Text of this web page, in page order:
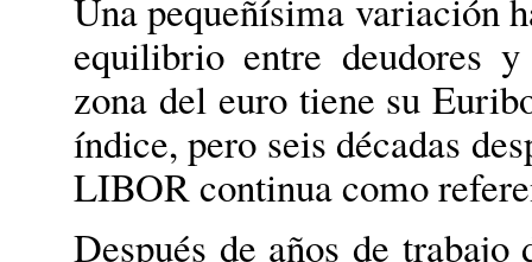
equilibrio entre deudores
zona del euro tiene su
índice, pero seis décadas
LIBOR continua como
Después de años de